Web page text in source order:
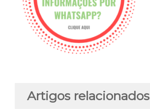
Artigos relacionados